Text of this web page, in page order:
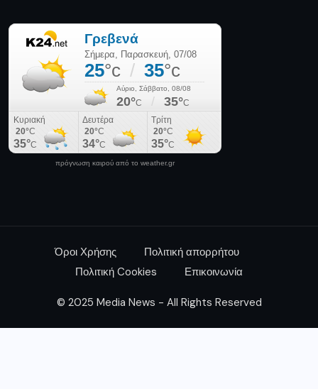
πρόγνωση καιρού από το weather.gr
Όροι Χρήσης
Πολιτική απορρήτου
Πολιτική Cookies
Επικοινωνία
© 2025 Media News - All Rights Reserved